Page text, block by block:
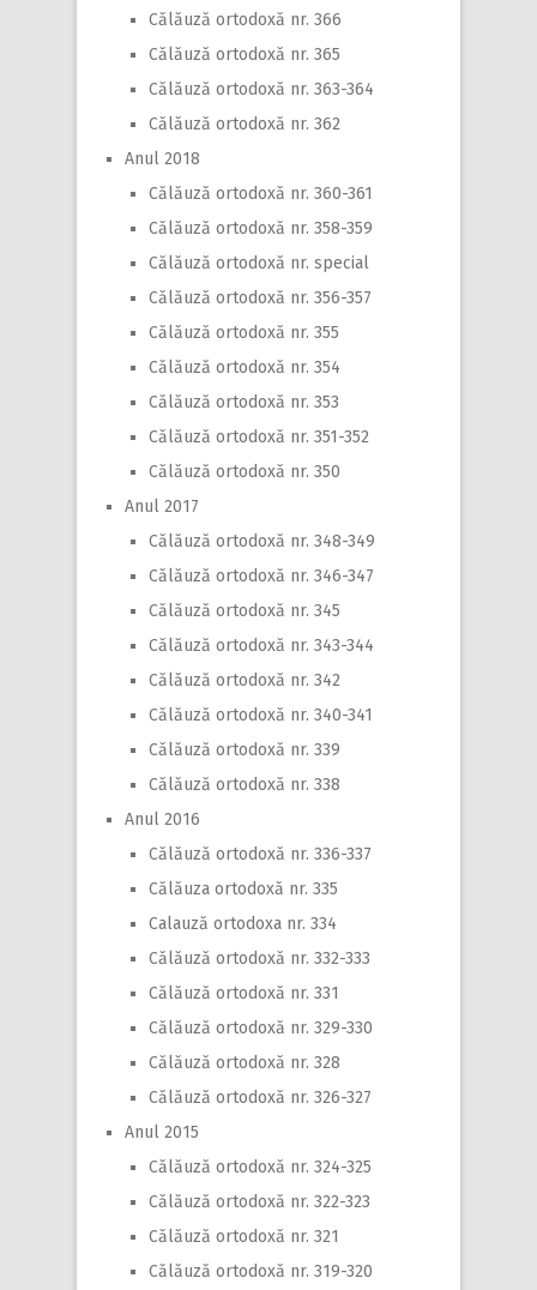
Călăuză ortodoxă nr. 366
Călăuză ortodoxă nr. 365
Călăuză ortodoxă nr. 363-364
Călăuză ortodoxă nr. 362
Anul 2018
Călăuză ortodoxă nr. 360-361
Călăuză ortodoxă nr. 358-359
Călăuză ortodoxă nr. special
Călăuză ortodoxă nr. 356-357
Călăuză ortodoxă nr. 355
Călăuză ortodoxă nr. 354
Călăuză ortodoxă nr. 353
Călăuză ortodoxă nr. 351-352
Călăuză ortodoxă nr. 350
Anul 2017
Călăuză ortodoxă nr. 348-349
Călăuză ortodoxă nr. 346-347
Călăuză ortodoxă nr. 345
Călăuză ortodoxă nr. 343-344
Călăuză ortodoxă nr. 342
Călăuză ortodoxă nr. 340-341
Călăuză ortodoxă nr. 339
Călăuză ortodoxă nr. 338
Anul 2016
Călăuză ortodoxă nr. 336-337
Călăuza ortodoxă nr. 335
Calauză ortodoxa nr. 334
Călăuză ortodoxă nr. 332-333
Călăuză ortodoxă nr. 331
Călăuză ortodoxă nr. 329-330
Călăuză ortodoxă nr. 328
Călăuză ortodoxă nr. 326-327
Anul 2015
Călăuză ortodoxă nr. 324-325
Călăuză ortodoxă nr. 322-323
Călăuză ortodoxă nr. 321
Călăuză ortodoxă nr. 319-320